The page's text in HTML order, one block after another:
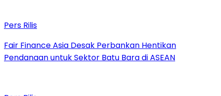
Pers Rilis
Fair Finance Asia Desak Perbankan Hentikan
Pendanaan untuk Sektor Batu Bara di ASEAN